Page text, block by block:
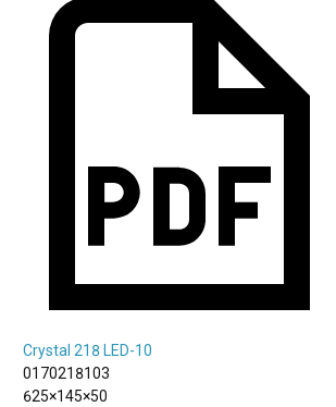
Crystal 218 LED-10
0170218103
625×145×50